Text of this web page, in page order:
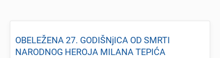
OBELEŽENA 27. GODIŠNjICA OD SMRTI
NARODNOG HEROJA MILANA TEPIĆA